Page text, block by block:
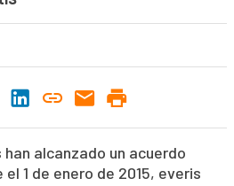
alcanzado un acuerdo
1 de enero de 2015, everis